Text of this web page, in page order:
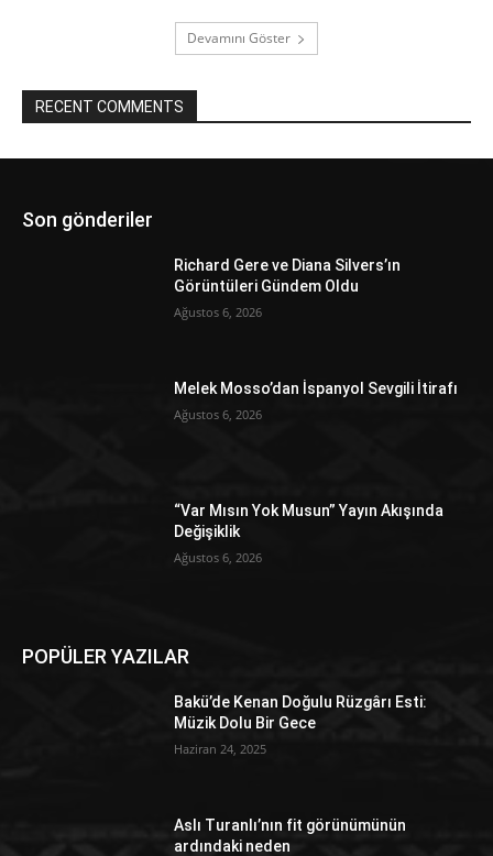
Devamını Göster
RECENT COMMENTS
Son gönderiler
Richard Gere ve Diana Silvers’ın
Görüntüleri Gündem Oldu
Ağustos 6, 2026
Melek Mosso’dan İspanyol Sevgili İtirafı
Ağustos 6, 2026
“Var Mısın Yok Musun” Yayın Akışında
Değişiklik
Ağustos 6, 2026
POPÜLER YAZILAR
Bakü’de Kenan Doğulu Rüzgârı Esti:
Müzik Dolu Bir Gece
Haziran 24, 2025
Aslı Turanlı’nın fit görünümünün
ardındaki neden